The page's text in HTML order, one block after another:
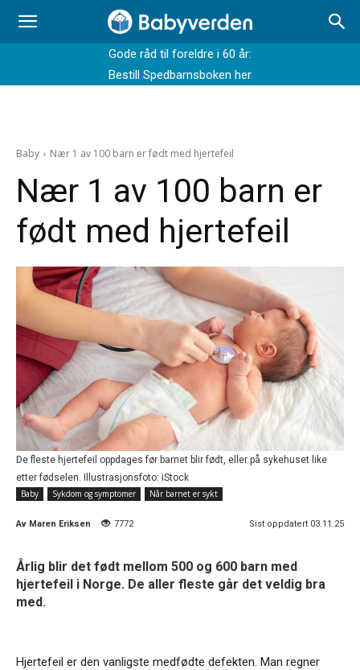
Gode råd til foreldre i 60 år:
Bestill Spedbarnsboken her
Baby Nær 1 av 100 barn er født med hjertefeil
Nær 1 av 100 barn er
født med hjertefeil
De fleste hjertefeil oppdages før barnet blir født, eller på sykehuset like
etter fødselen. Illustrasjonsfoto: iStock
Baby
Sykdom og symptomer Når barnet er sykt
Av Maren Eriksen 7772 Sist oppdatert 03.11.25
Årlig blir det født mellom 500 og 600 barn med
hjertefeil i Norge. De aller fleste går det veldig bra
med.
Hjertefeil er den vanligste medfødte defekten. Man regner